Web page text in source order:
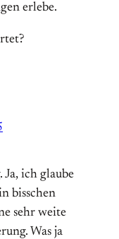
erlebe.
ich glaube
bisschen
sehr weite
Was ja